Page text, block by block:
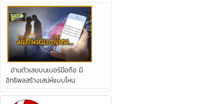
อ่านตัวเลขบนเบอร์มือถือ มี
อิทธิพลสร้างเสน่ห์แบบไหน